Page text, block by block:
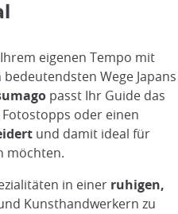
eigenen Tempo mit
Wege Japans
passt Ihr Guide das
oder einen
und damit ideal für
möchten.
in einer ruhigen,
Kunsthandwerkern zu